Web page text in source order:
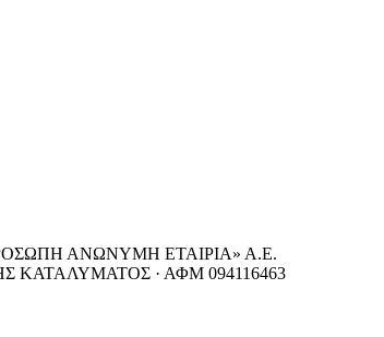
ΑΝΩΝΥΜΗ ΕΤΑΙΡΙΑ» Α.Ε.
ΚΑΤΑΛΥΜΑΤΟΣ · ΑΦΜ 094116463